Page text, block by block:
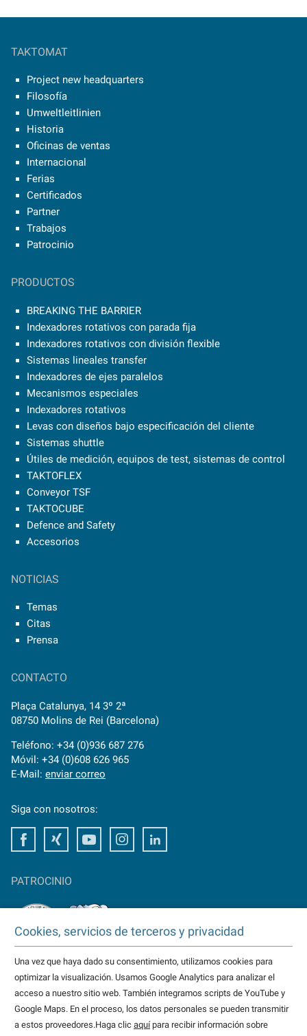
TAKTOMAT
Project new headquarters
Filosofía
Umweltleitlinien
Historia
Oficinas de ventas
Internacional
Ferias
Certificados
Partner
Trabajos
Patrocinio
PRODUCTOS
BREAKING THE BARRIER
Indexadores rotativos con parada fija
Indexadores rotativos con división flexible
Sistemas lineales transfer
Indexadores de ejes paralelos
Mecanismos especiales
Indexadores rotativos
Levas con diseños bajo especificación del cliente
Sistemas shuttle
Útiles de medición, equipos de test, sistemas de control
TAKTOFLEX
Conveyor TSF
TAKTOCUBE
Defence and Safety
Accesorios
NOTICIAS
Temas
Citas
Prensa
CONTACTO
Plaça Catalunya, 14 3º 2ª
08750 Molins de Rei (Barcelona)
Teléfono: +34 (0)936 687 276
Móvil: +34 (0)608 626 965
E-Mail: enviar correo
Siga con nosotros:
FacebookXing Youtube Instagram
PATROCINIO
TAKTOMAT es patrocinador del
HC Erlangen
Eisbären Heilbronn
más...
Cookies, servicios de terceros y privacidad
Una vez que haya dado su consentimiento, utilizamos cookies para
optimizar la visualización. Usamos Google Analytics para analizar el
acceso a nuestro sitio web. También integramos scripts de YouTube y
Google Maps. En el proceso, los datos personales se pueden transmitir
a estos proveedores.Haga clic aquípara recibir información sobre